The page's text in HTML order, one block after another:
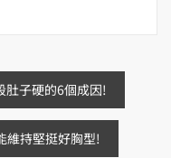
肚子硬的6個成因!
維持堅挺好胸型!